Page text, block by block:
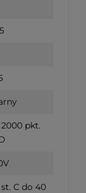
pkt.
st. C do 40